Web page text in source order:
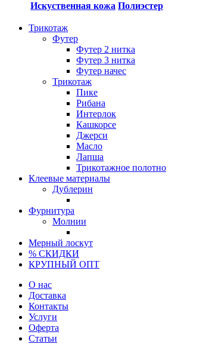
Искуственная кожа Полиэстер
Трикотаж
Футер
Футер 2 нитка​
Футер 3 нитка​
Футер начес
Трикотаж
Пике
Рибана
Интерлок
Кашкорсе
Джерси
Масло
Лапша
Трикотажное полотно
Клеевые материалы
Дублерин
Фурнитура
Молнии
Мерный лоскут
% СКИДКИ
КРУПНЫЙ ОПТ
О нас
Доставка
Контакты
Услуги
Оферта
Статьи